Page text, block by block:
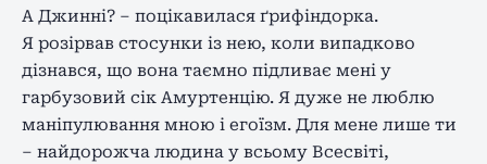
А Джинні? – поцікавилася ґрифіндорка.
Я розірвав стосунки із нею, коли випадково
дізнався, що вона таємно підливає мені у
гарбузовий сік Амуртенцію. Я дуже не люблю
маніпулювання мною і егоїзм. Для мене лише ти
– найдорожча людина у всьому Всесвіті,